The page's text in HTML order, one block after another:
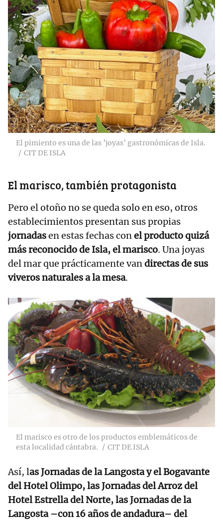
El pimiento es una de las ’joyas’ gastronómicas de Isla.
CIT DE ISLA
El marisco, también protagonista
Pero el otoño no se queda solo en eso, otros
establecimientos presentan sus propias
jornadasen estas fechas conel producto quizá
más reconocido de Isla, el marisco. Una joyas
del mar que prácticamente vandirectas de sus
viveros naturales a la mesa.
El marisco es otro de los productos emblemáticos de
esta localidad cántabra.
CIT DE ISLA
Así, las Jornadas de la Langosta y el Bogavante
del Hotel Olimpo, las Jornadas del Arroz del
Hotel Estrella del Norte, las Jornadas de la
Langosta –con 16 años de andadura– del